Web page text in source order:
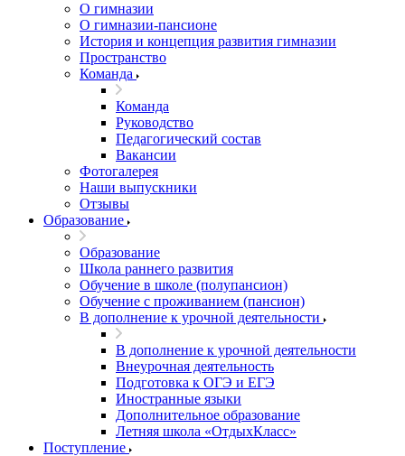
О гимназии
О гимназии-пансионе
История и концепция развития гимназии
Пространство
Команда
Команда
Руководство
Педагогический состав
Вакансии
Фотогалерея
Наши выпускники
Отзывы
Образование
Образование
Школа раннего развития
Обучение в школе (полупансион)
Обучение с проживанием (пансион)
В дополнение к урочной деятельности
В дополнение к урочной деятельности
Внеурочная деятельность
Подготовка к ОГЭ и ЕГЭ
Иностранные языки
Дополнительное образование
Летняя школа «ОтдыхКласс»
Поступление